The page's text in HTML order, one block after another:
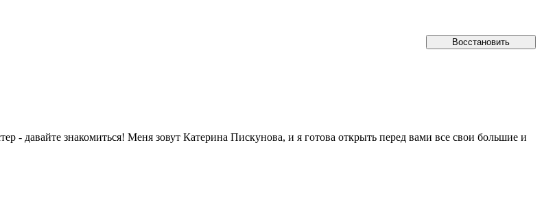
- давайте знакомиться! Меня зовут Катерина Пискунова, и я готова открыть перед вами все свои большие и